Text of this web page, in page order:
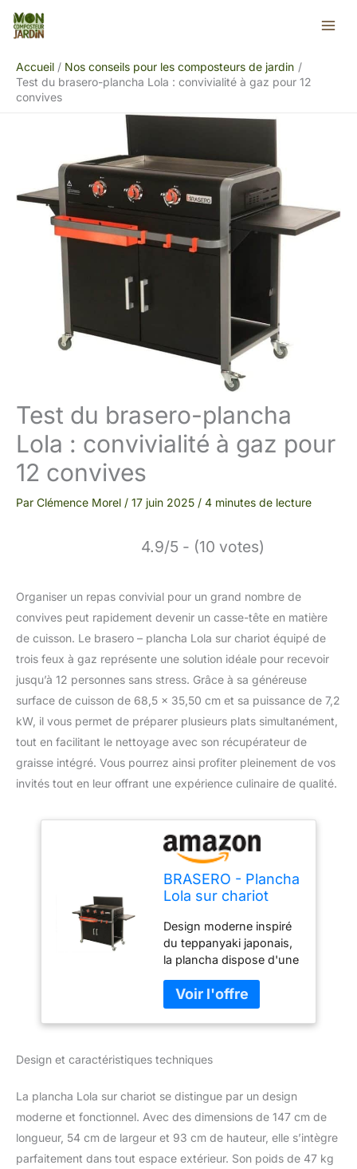
Aller
Accueil
Nos conseils pour les composteurs de jardin
Test du brasero-plancha Lola : convivialité à gaz pour 12
convives
Test du brasero-plancha
Lola : convivialité à gaz pour
12 convives
Par Clémence Morel / 17 juin 2025 / 4 minutes de lecture
4.9/5 - (10 votes)
Organiser un repas convivial pour un grand nombre de
convives peut rapidement devenir un casse-tête en matière
de cuisson. Le brasero – plancha Lola sur chariot équipé de
trois feux à gaz représente une solution idéale pour recevoir
jusqu’à 12 personnes sans stress. Grâce à sa généreuse
surface de cuisson de 68,5 x 35,50 cm et sa puissance de 7,2
kW, il vous permet de préparer plusieurs plats simultanément,
tout en facilitant le nettoyage avec son récupérateur de
graisse intégré. Vous pourrez ainsi profiter pleinement de vos
invités tout en leur offrant une expérience culinaire de qualité.
BRASERO - Plancha
Lola sur chariot
Feux à gaz -
Jusqu'à 12 convives
- Surface de
cuisson 68,5 x
35,50 cm - 7,2 KW
Récupérateur de
graisse
Design moderne inspiré
du teppanyaki japonais,
la plancha dispose d'une
68,5x35,5 cm. La plaque
de cuisson en inox
possède une épaisseur
de cuisson. Cette
panier pour ranger vos
condiments, de crochets
accessoires et d'un
réceptacle pour accueillir
Design et caractéristiques techniques
La plancha Lola sur chariot se distingue par un design
moderne et fonctionnel. Avec des dimensions de 147 cm de
longueur, 54 cm de largeur et 93 cm de hauteur, elle s’intègre
parfaitement dans tout espace extérieur. Son poids de 47 kg
Rechercher